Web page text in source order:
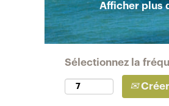
Afficher plus
Sélectionnez la